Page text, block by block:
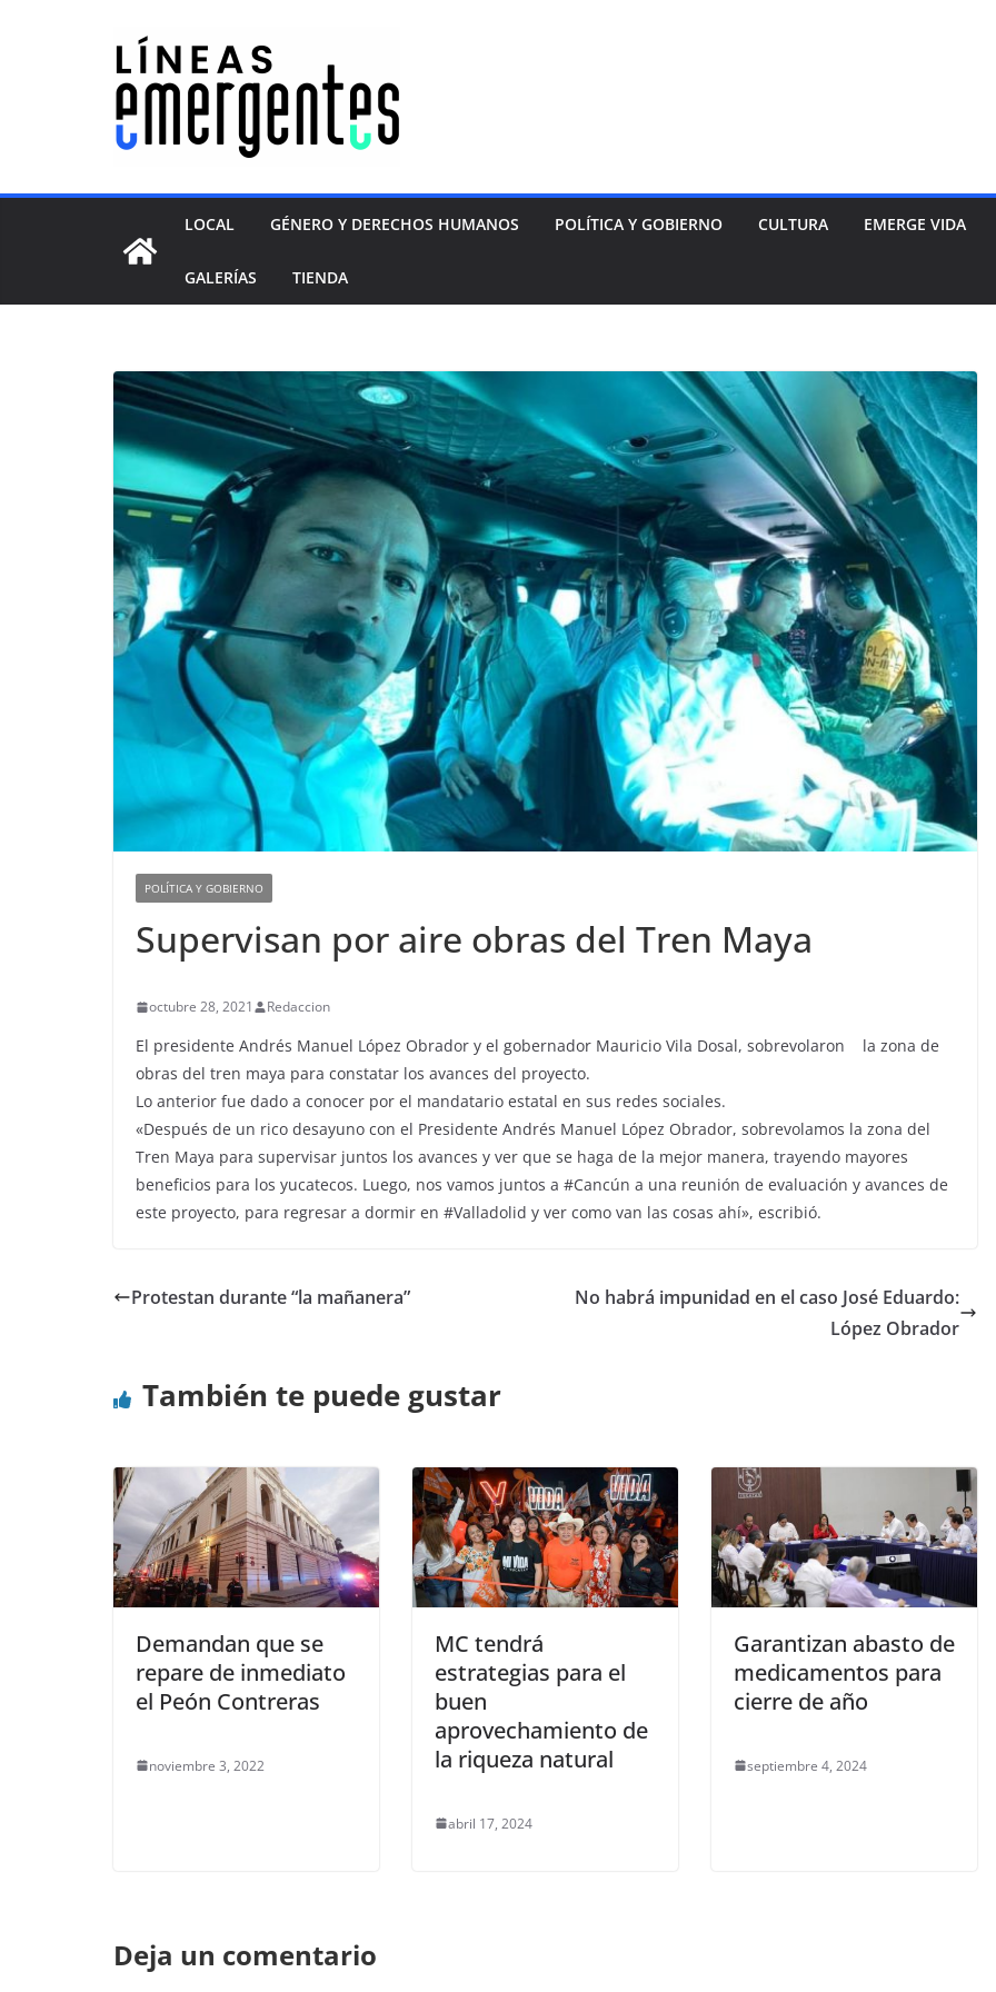
LOCAL GÉNERO Y DERECHOS HUMANOS POLÍTICA Y GOBIERNO CULTURA EMERGE VIDA
GALERÍAS TIENDA
POLÍTICA Y GOBIERNO
Supervisan por aire obras del Tren Maya
octubre 28, 2021 Redaccion
El presidente Andrés Manuel López Obrador y el gobernador Mauricio Vila Dosal, sobrevolaron la zona de
obras del tren maya para constatar los avances del proyecto.
Lo anterior fue dado a conocer por el mandatario estatal en sus redes sociales.
«Después de un rico desayuno con el Presidente Andrés Manuel López Obrador, sobrevolamos la zona del
Tren Maya para supervisar juntos los avances y ver que se haga de la mejor manera, trayendo mayores
beneficios para los yucatecos. Luego, nos vamos juntos a #Cancún a una reunión de evaluación y avances de
este proyecto, para regresar a dormir en #Valladolid y ver como van las cosas ahí», escribió.
Protestan durante “la mañanera”
No habrá impunidad en el caso José Eduardo:
López Obrador
También te puede gustar
Demandan que se
repare de inmediato
el Peón Contreras
noviembre 3, 2022
MC tendrá
estrategias para el
buen
aprovechamiento de
la riqueza natural
abril 17, 2024
Garantizan abasto de
medicamentos para
cierre de año
septiembre 4, 2024
Deja un comentario